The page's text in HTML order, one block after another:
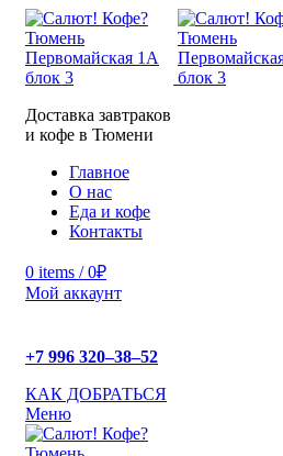
Доставка завтраков
и кофе в Тюмени
Главное
О нас
Еда и кофе
Контакты
0 items / 0₽
Мой аккаунт
+7 996 320‒38‒52
КАК ДОБРАТЬСЯ
Меню